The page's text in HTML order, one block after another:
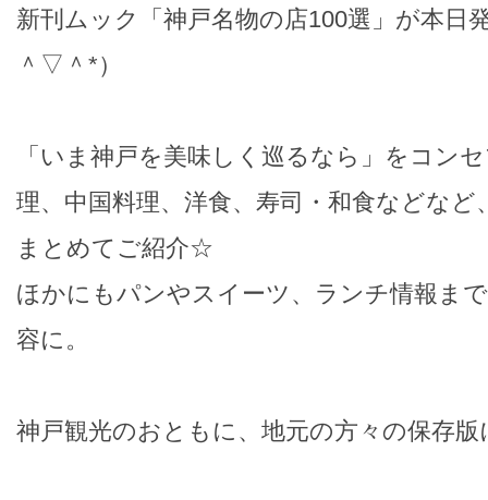
新刊ムック「神戸名物の店100選」が本日
＾▽＾*）
「いま神戸を美味しく巡るなら」をコン
理、中国料理、洋食、寿司・和食などなど
まとめてご紹介☆
ほかにもパンやスイーツ、ランチ情報ま
容に。
神戸観光のおともに、地元の方々の保存